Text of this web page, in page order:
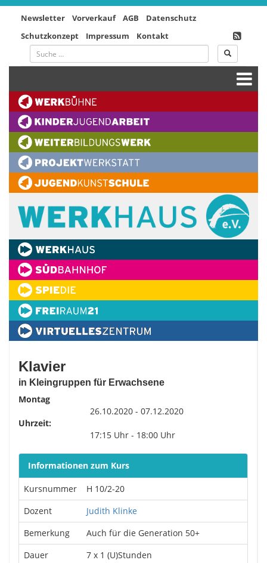
Newsletter Vorverkauf AGB
Datenschutz
Schutzkonzept
Impressum Kontakt
Klavier
in Kleingruppen für Erwachsene
Montag
26.10.2020 - 07.12.2020
Uhrzeit:
17:15 Uhr - 18:00 Uhr
Informationen zum Kurs
Kursnummer
H 10/2-20
Dozent
Judith Klinke
Bemerkung
Auch für die Generation 50+
Dauer
7 x 1 (U)Stunden